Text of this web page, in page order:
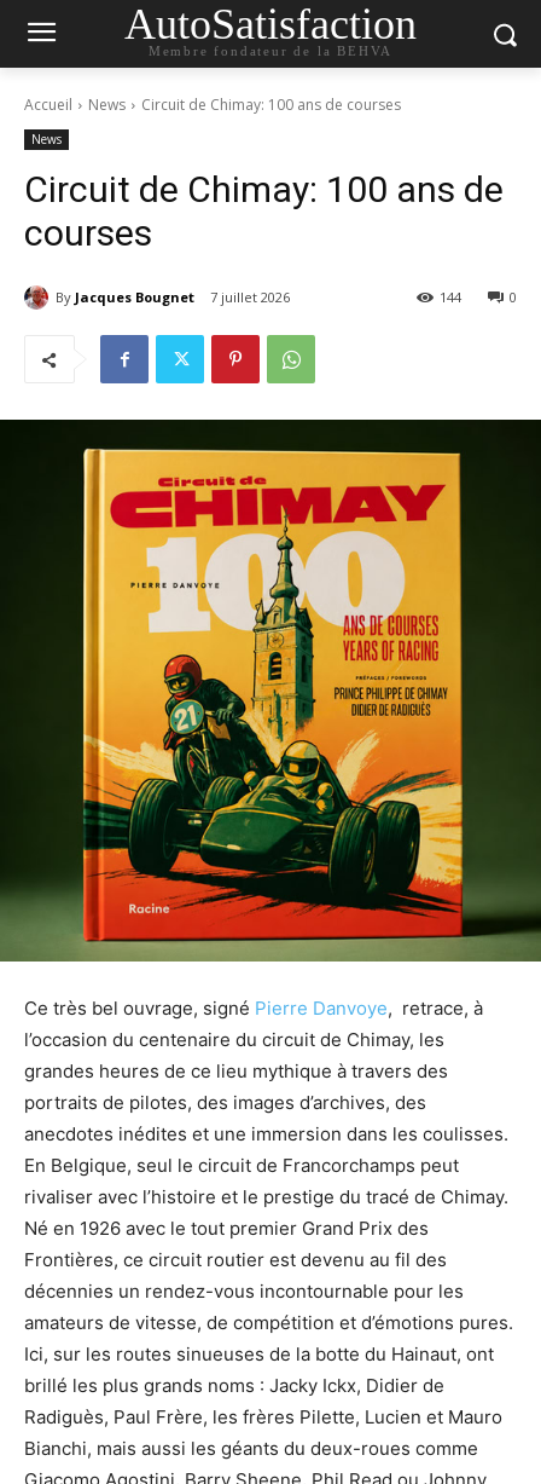
AutoSatisfaction
Membre fondateur de la BEHVA
Accueil News Circuit de Chimay: 100 ans de courses
News
Circuit de Chimay: 100 ans de
courses
By Jacques Bougnet 7 juillet 2026 0
144
Ce très bel ouvrage, signé Pierre Danvoye, retrace, à
l’occasion du centenaire du circuit de Chimay, les
grandes heures de ce lieu mythique à travers des
portraits de pilotes, des images d’archives, des
anecdotes inédites et une immersion dans les coulisses.
En Belgique, seul le circuit de Francorchamps peut
rivaliser avec l’histoire et le prestige du tracé de Chimay.
Né en 1926 avec le tout premier Grand Prix des
Frontières, ce circuit routier est devenu au fil des
décennies un rendez-vous incontournable pour les
amateurs de vitesse, de compétition et d’émotions pures.
Ici, sur les routes sinueuses de la botte du Hainaut, ont
brillé les plus grands noms : Jacky Ickx, Didier de
Radiguès, Paul Frère, les frères Pilette, Lucien et Mauro
Bianchi, mais aussi les géants du deux-roues comme